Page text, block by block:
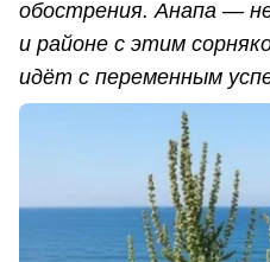
обострения. Анапа —
и районе с этим
идёт с переменным